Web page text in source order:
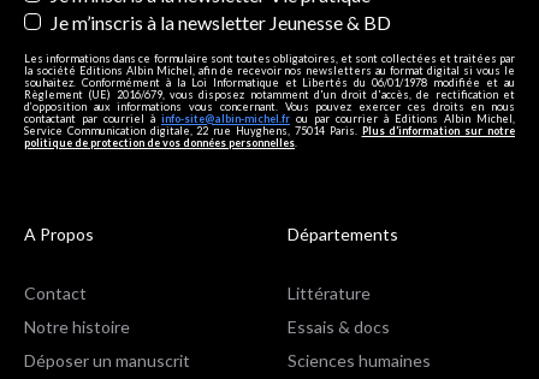
Je m’inscris à la newsletter Jeunesse & BD
Les informations dans ce formulaire sont toutes obligatoires, et sont collectées et traitées par
la société Editions Albin Michel, afin de recevoir nos newsletters au format digital si vous le
souhaitez. Conformément à la Loi Informatique et Libertés du 06/01/1978 modifiée et au
Règlement (UE) 2016/679, vous disposez notamment d'un droit d'accès, de rectification et
d’opposition aux informations vous concernant. Vous pouvez exercer ces droits en nous
contactant par courriel à info-site@albin-michel.fr ou par courrier à Editions Albin Michel,
Service Communication digitale, 22 rue Huyghens, 75014 Paris. Plus d’information sur notre
politique de protection de vos données personnelles.
A Propos
Contact
Notre histoire
Déposer un manuscrit
Départements
Littérature
Essais & docs
Sciences humaines